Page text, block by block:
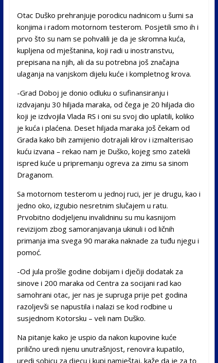
Otac Duško prehranjuje porodicu nadnicom u šumi sa
konjima i radom motornom testerom. Posjetili smo ih i
prvo što su nam se pohvalili je da je skromna kuća,
kupljena od mještanina, koji radi u inostranstvu,
prepisana na njih, ali da su potrebna još značajna
ulaganja na vanjskom dijelu kuće i kompletnog krova.
-Grad Doboj je donio odluku o sufinansiranju i
izdvajanju 30 hiljada maraka, od čega je 20 hiljada dio
koji je izdvojila Vlada RS i oni su svoj dio uplatili, koliko
je kuća i plaćena. Deset hiljada maraka još čekam od
Grada kako bih zamijenio dotrajali klrov i izmalterisao
kuću izvana – rekao nam je Duško, kojeg smo zatekli
ispred kuće u pripremanju ogreva za zimu sa sinom
Draganom.
Sa motornom testerom u jednoj ruci, jer je drugu, kao i
jedno oko, izgubio nesretnim slučajem u ratu.
Prvobitno dodjeljenu invalidninu su mu kasnijom
revizijom zbog samoranjavanja ukinuli i od ličnih
primanja ima svega 90 maraka naknade za tuđu njegu i
pomoć.
-Od jula prošle godine dobijam i dječiji dodatak za
sinove i 200 maraka od Centra za socijani rad kao
samohrani otac, jer nas je supruga prije pet godina
razoljevši se napustila i nalazi se kod rodbine u
susjednom Kotorsku – veli nam Duško.
Na pitanje kako je uspio da nakon kupovine kuće
prilično uredi njenu unutrašnjost, renovira kupatilo,
uredi sobicu za djecu i kupi namještaj, kaže da je za to